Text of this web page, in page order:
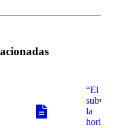
de
“El acto
la